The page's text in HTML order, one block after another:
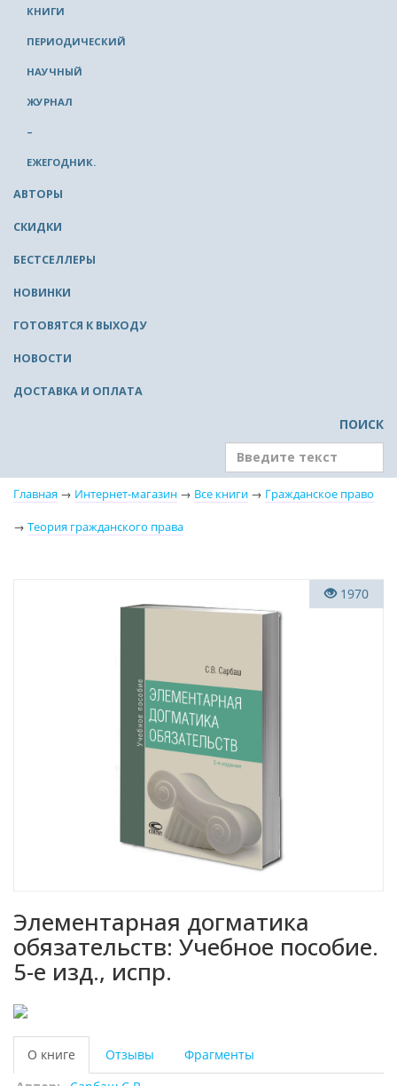
КНИГИ
ПЕРИОДИЧЕСКИЙ
НАУЧНЫЙ
ЖУРНАЛ
–
ЕЖЕГОДНИК.
АВТОРЫ
СКИДКИ
БЕСТСЕЛЛЕРЫ
НОВИНКИ
ГОТОВЯТСЯ К ВЫХОДУ
НОВОСТИ
ДОСТАВКА И ОПЛАТА
ПОИСК
Главная → Интернет-магазин → Все книги → Гражданское право
→ Теория гражданского права
1970
Элементарная догматика
обязательств: Учебное пособие.
5-е изд., испр.
О книге Отзывы
Фрагменты